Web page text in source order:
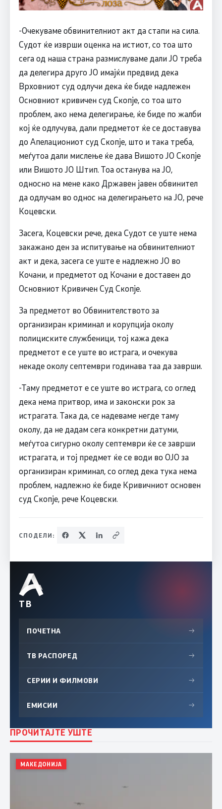
-Очекуваме обвинителниот акт да стапи на сила.
Судот ќе изврши оценка на истиот, со тоа што
сега од наша страна размислуваме дали ЈО треба
да делегира друго ЈО имајќи предвид дека
Врховниот суд одлучи дека ќе биде надлежен
Основниот кривичен суд Скопје, со тоа што
проблем, ако нема делегирање, ќе биде по жалби
кој ќе одлучува, дали предметот ќе се доставува
до Апелациониот суд Скопје, што и така треба,
меѓутоа дали мислење ќе дава Вишото ЈО Скопје
или Вишото ЈО Штип. Тоа останува на ЈО,
односно на мене како Државен јавен обвинител
да одлучам во однос на делегирањето на ЈО, рече
Коцевски.
Засега, Коцевски рече, дека Судот се уште нема
закажано ден за испитување на обвинителниот
акт и дека, засега се уште е надлежно ЈО во
Кочани, и предметот од Кочани е доставен до
Основниот Кривичен Суд Скопје.
За предметот во Обвинителството за
организиран криминал и корупција околу
полициските службеници, тој кажа дека
предметот е се уште во истрага, и очекува
некаде околу септември годинава таа да заврши.
-Таму предметот е се уште во истрага, со оглед
дека нема притвор, има и законски рок за
истрагата. Така да, се надеваме негде таму
околу, да не дадам сега конкретни датуми,
меѓутоа сигурно околу септември ќе се заврши
истрагата, и тој предмет ќе се води во ОЈО за
организиран криминал, со оглед дека тука нема
проблем, надлежно ќе биде Кривичниот основен
суд Скопје, рече Коцевски.
СПОДЕЛИ:
ТВ
ПОЧЕТНА →
ТВ РАСПОРЕД →
СЕРИИ И ФИЛМОВИ →
ЕМИСИИ →
ПРОЧИТАЈТЕ УШТЕ
МАКЕДОНИЈА